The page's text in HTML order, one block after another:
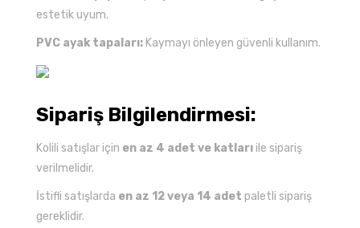
estetik uyum.
PVC ayak tapaları: Kaymayı önleyen güvenli kullanım.
Sipariş Bilgilendirmesi:
Kolili satışlar için en az 4 adet ve katları ile sipariş
verilmelidir.
İstifli satışlarda en az 12 veya 14 adet paletli sipariş
gereklidir.